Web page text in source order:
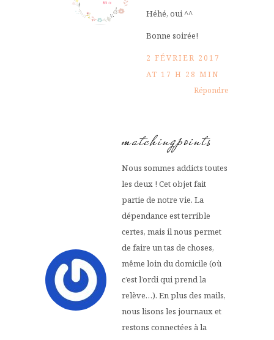
Héhé, oui ^^
Bonne soirée!
2 FÉVRIER 2017
AT 17 H 28 MIN
Répondre
matchingpoints
Nous sommes addicts toutes
les deux ! Cet objet fait
partie de notre vie. La
dépendance est terrible
certes, mais il nous permet
de faire un tas de choses,
même loin du domicile (où
c’est l’ordi qui prend la
relève…). En plus des mails,
nous lisons les journaux et
restons connectées à la